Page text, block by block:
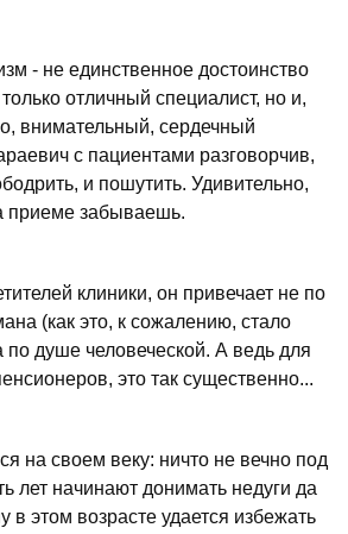
- не единственное достоинство
отличный специалист, но и,
внимательный, сердечный
с пациентами разговорчив,
и пошутить. Удивительно,
приеме забываешь.
клиники, он привечает не по
(как это, к сожалению, стало
душе человеческой. А ведь для
это так существенно...
на своем веку: ничто не вечно под
лет начинают донимать недуги да
в этом возрасте удается избежать